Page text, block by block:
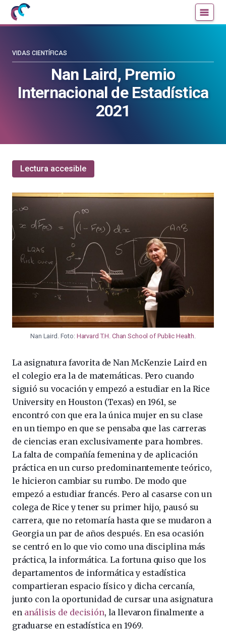
Mujeres
con
Cultura
blog
Cultura
Nan Laird, Premio
Internacional de Estadística
2021
VIDAS CIENTÍFICAS
Lectura accesible
Nan Laird. Foto: Harvard T.H. Chan School of Public Health
La asignatura favorita de Nan McKenzie Laird en
el colegio era la de matemáticas. Pero cuando
siguió su vocación y empezó a estudiar en la Rice
University en Houston (Texas) en 1961, se
encontró con que era la única mujer en su clase
en un tiempo en que se pensaba que las carreras
de ciencias eran exclusivamente para hombres.
La falta de compañía femenina y de aplicación
práctica en un curso predominantemente teórico,
le hicieron cambiar su rumbo. De modo que
empezó a estudiar francés. Pero al casarse con un
colega de Rice y tener su primer hijo, pausó su
carrera, que no retomaría hasta que se mudaron a
Georgia un par de años después. En esa ocasión
se centró en lo que vio como una disciplina más
práctica, la informática. La fortuna quiso que los
departamentos de informática y estadística
compartieran espacio físico y dicha cercanía,
junto con la oportunidad de cursar una asignatura
en análisis de decisión, la llevaron finalmente a
graduarse en estadística en 1969.